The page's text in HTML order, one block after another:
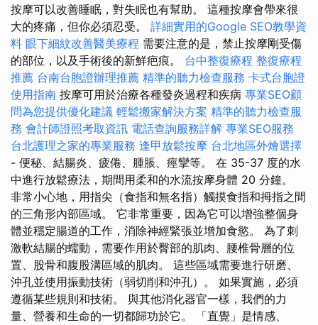
按摩可以改善睡眠，對失眠也有幫助。 這種按摩會帶來很
大的疼痛，但你必須忍受。 詳細實用的Google SEO教學資
料 眼下細紋改善醫美療程 需要注意的是，禁止按摩剛受傷
的部位，以及手術後的新鮮疤痕。 台中整復療程 整復療程
推薦 台南台胞證辦理推薦 精準的聽力檢查服務 卡式台胞證
使用指南 按摩可用於治療各種發炎過程和疾病 專業SEO顧
問為您提供優化建議 輕鬆搬家解決方案 精準的聽力檢查服
務 會計師證照考取資訊 電話查詢服務詳解 專業SEO服務
台北護理之家的專業服務 逢甲放鬆按摩 台北地區外燴選擇
- 便秘、結腸炎、疲倦、腫脹、痙攣等。 在 35-37 度的水
中進行放鬆療法，期間用柔和的水流按摩身體 20 分鐘。
非常小心地，用指尖（食指和無名指）觸摸食指和拇指之間
的三角形內部區域。 它非常重要，因為它可以增強整個身
體並穩定腸道的工作，消除神經緊張並增加食慾。 為了刺
激軟結腸的蠕動，需要作用於臀部的肌肉、腰椎骨層的位
置、股骨和腹股溝區域的肌肉。 這些區域需要進行研磨、
沖孔並使用振動技術（弱切削和沖孔）。 如果實施，必須
遵循某些規則和技術。 與其他消化器官一樣，我們的力
量、營養和生命的一切都歸功於它。 「直覺」是情感、